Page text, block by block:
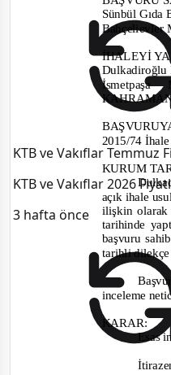
KTB ve Vakıflar Temmuz
KTB ve Vakıflar 2026
3 hafta önce
Sünbül Gıda
Bahçelievler
İHALEYİ
Dulkadiroğlu
2015/74
KURUM
açık ihale
ilişkin olarak
tarihinde
başvuru
tarihli
inceleme
KARAR:
Esas